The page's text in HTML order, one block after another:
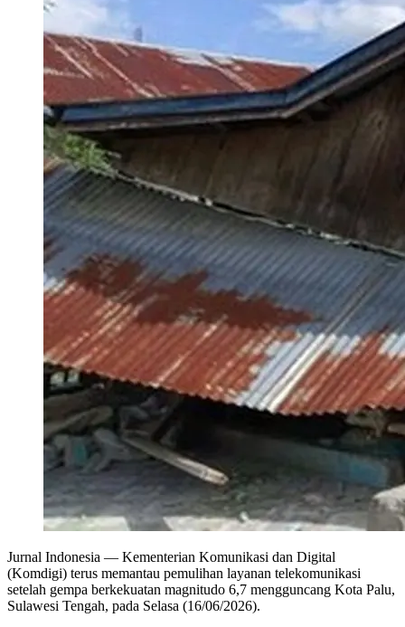
Jurnal Indonesia — Kementerian Komunikasi dan Digital
(Komdigi) terus memantau pemulihan layanan telekomunikasi
setelah gempa berkekuatan magnitudo 6,7 mengguncang Kota Palu,
Sulawesi Tengah, pada Selasa (16/06/2026).